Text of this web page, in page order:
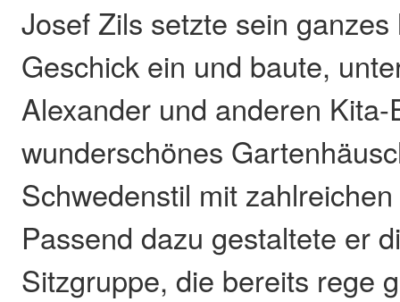
Josef Zils setzte sein
Geschick ein und baute,
Alexander und anderen
wunderschönes
Schwedenstil mit
Passend dazu gestaltete er
Sitzgruppe, die bereits rege